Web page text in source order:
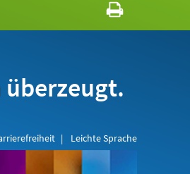
Leichte Sprache